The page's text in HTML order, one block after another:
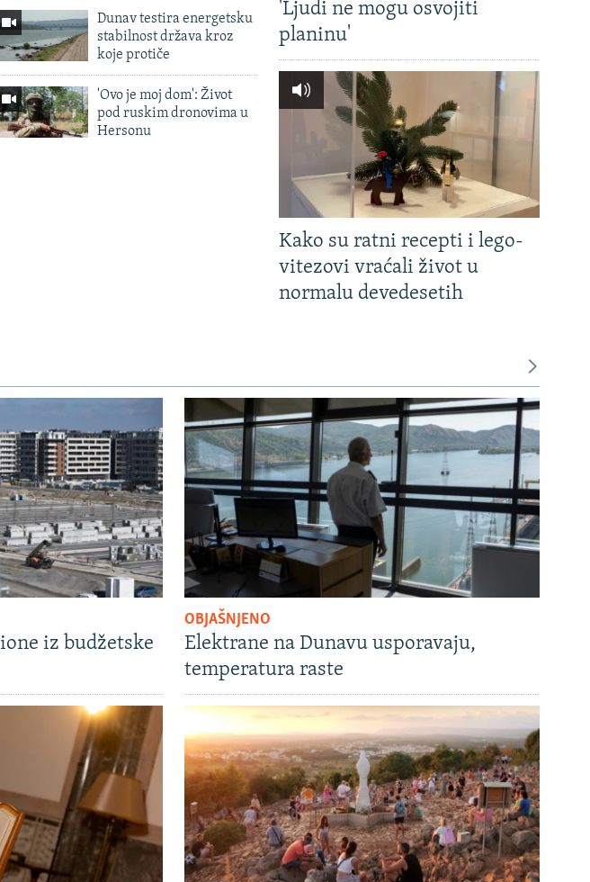
Dunav testira energetsku
stabilnost država kroz
koje protiče
'Ovo je moj dom': Život
pod ruskim dronovima u
Hersonu
'Ljudi ne mogu osvojiti
planinu'
Kako su ratni recepti i lego-
vitezovi vraćali život u
normalu devedesetih
iz budžetske
OBJAŠNJENO
Elektrane na Dunavu usporavaju,
temperatura raste